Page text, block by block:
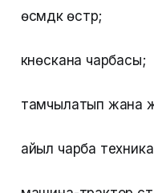
өсүмдүк өстүрүү;
күнөскана чарбасы;
тамчылатып жана
айыл чарба